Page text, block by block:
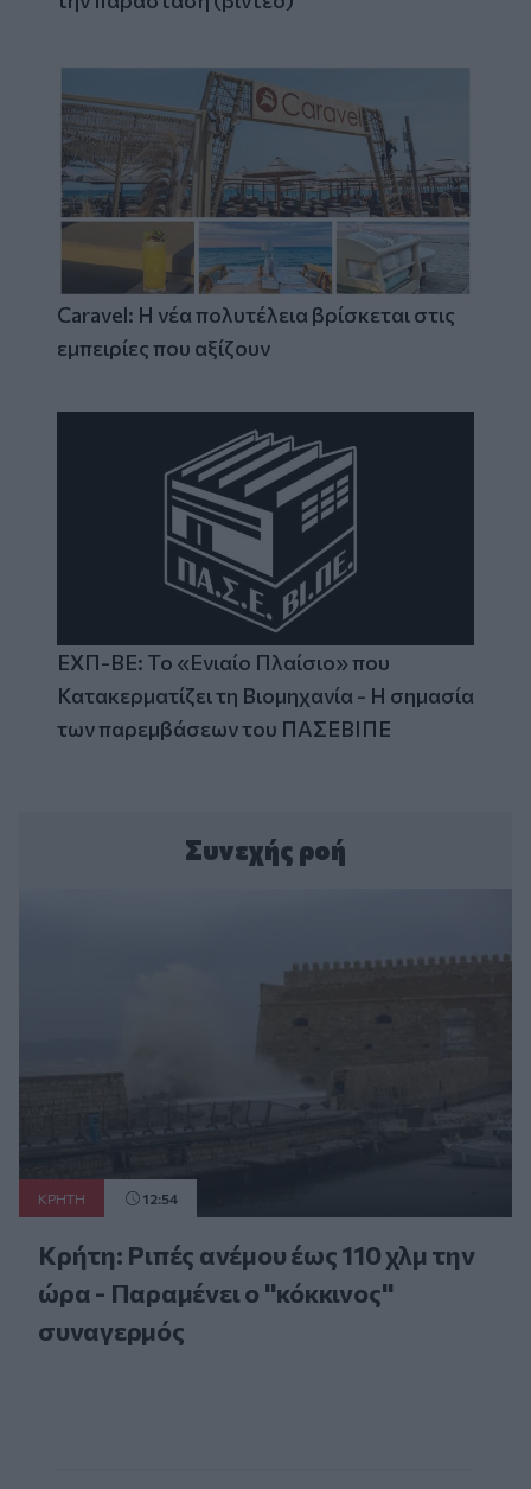
Caravel: Η νέα πολυτέλεια βρίσκεται στις
εμπειρίες που αξίζουν
ΕΧΠ-ΒΕ: Το «Ενιαίο Πλαίσιο» που
Κατακερματίζει τη Βιομηχανία - Η σημασία
των παρεμβάσεων του ΠΑΣΕΒΙΠΕ
Συνεχής ροή
ΚΡΗΤΗ 12:54
Κρήτη: Ριπές ανέμου έως 110 χλμ την
ώρα - Παραμένει ο "κόκκινος"
συναγερμός